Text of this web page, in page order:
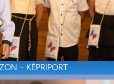
– KÉPRIPORT